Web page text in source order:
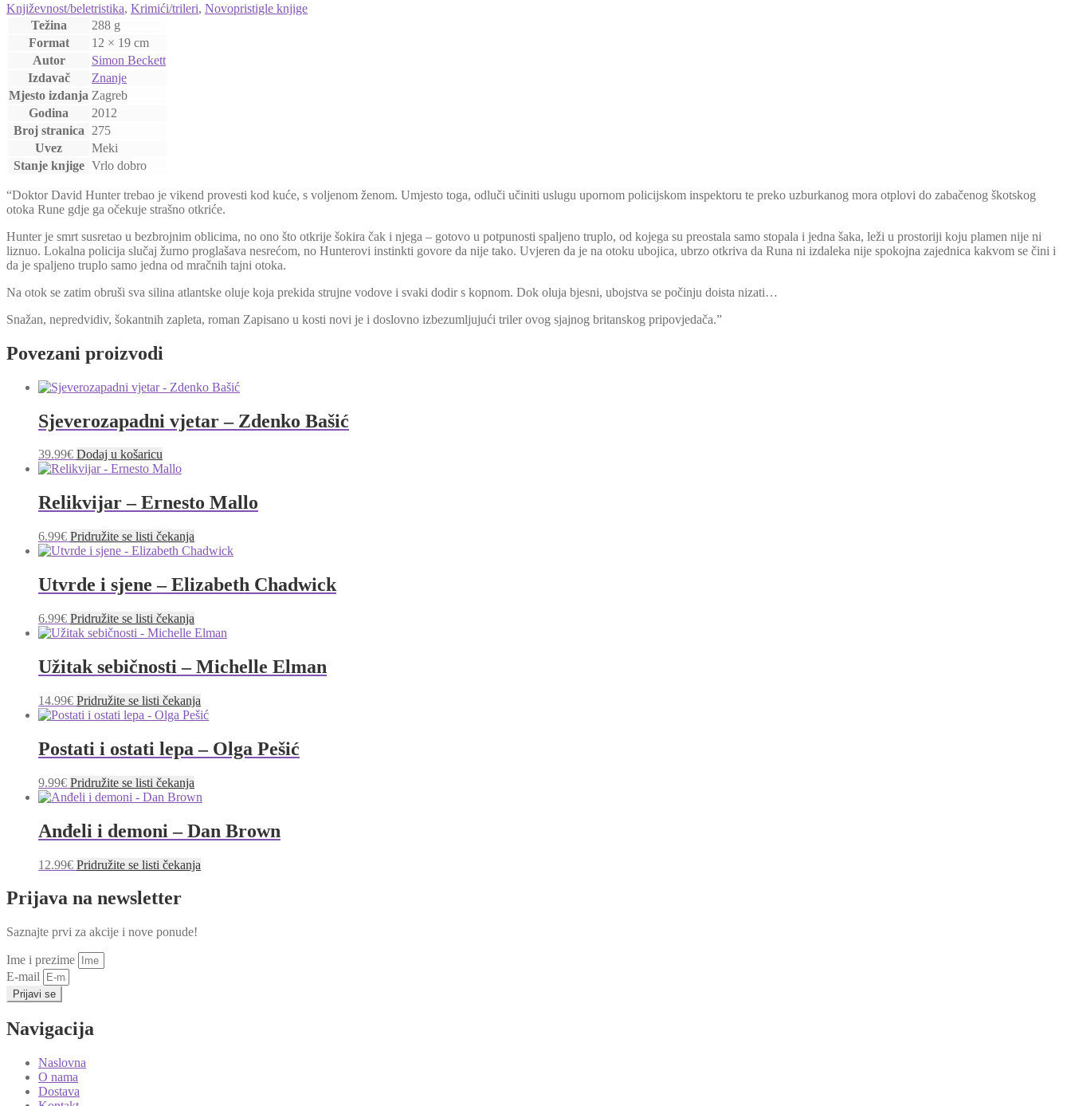
Književnost/beletristika, Krimići/trileri, Novopristigle knjige
Težina
288 g
Format
12 × 19 cm
Autor
Simon Beckett
Izdavač
Znanje
Mjesto izdanja Zagreb
Godina
2012
Broj stranica
275
Uvez
Meki
Stanje knjige Vrlo dobro
“Doktor David Hunter trebao je vikend provesti kod kuće, s voljenom ženom. Umjesto toga, odluči učiniti uslugu upornom policijskom inspektoru te preko uzburkanog mora otplovi do zabačenog škotskog
otoka Rune gdje ga očekuje strašno otkriće.
Hunter je smrt susretao u bezbrojnim oblicima, no ono što otkrije šokira čak i njega – gotovo u potpunosti spaljeno truplo, od kojega su preostala samo stopala i jedna šaka, leži u prostoriji koju plamen nije ni
liznuo. Lokalna policija slučaj žurno proglašava nesrećom, no Hunterovi instinkti govore da nije tako. Uvjeren da je na otoku ubojica, ubrzo otkriva da Runa ni izdaleka nije spokojna zajednica kakvom se čini i
da je spaljeno truplo samo jedna od mračnih tajni otoka.
Na otok se zatim obruši sva silina atlantske oluje koja prekida strujne vodove i svaki dodir s kopnom. Dok oluja bjesni, ubojstva se počinju doista nizati…
Snažan, nepredvidiv, šokantnih zapleta, roman Zapisano u kosti novi je i doslovno izbezumljujući triler ovog sjajnog britanskog pripovjedača.”
Povezani proizvodi
Sjeverozapadni vjetar – Zdenko Bašić
39.99€ Dodaj u košaricu
Relikvijar – Ernesto Mallo
6.99€ Pridružite se listi čekanja
Utvrde i sjene – Elizabeth Chadwick
6.99€ Pridružite se listi čekanja
Užitak sebičnosti – Michelle Elman
14.99€ Pridružite se listi čekanja
Postati i ostati lepa – Olga Pešić
9.99€ Pridružite se listi čekanja
Anđeli i demoni – Dan Brown
12.99€ Pridružite se listi čekanja
Prijava na newsletter
Saznajte prvi za akcije i nove ponude!
Ime i prezime
E-mail
Prijavi se
Navigacija
Naslovna
O nama
Dostava